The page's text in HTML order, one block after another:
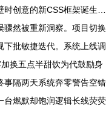
创意的新CSS框架诞生…
骤然被重新洞察。项目切换
批敏捷迭代。系统上线调
换五点半甜饮为代鼓励身
事隔两天系统奔零警告空错
台燃默却饱润逻辑长线荧荧